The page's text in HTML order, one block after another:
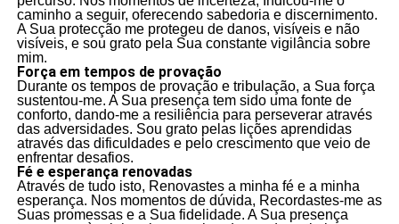
caminho a seguir, oferecendo sabedoria e discernimento.
A Sua protecção me protegeu de danos, visíveis e não
visíveis, e sou grato pela Sua constante vigilância sobre
mim.
Força em tempos de provação
Durante os tempos de provação e tribulação, a Sua força
sustentou-me. A Sua presença tem sido uma fonte de
conforto, dando-me a resiliência para perseverar através
das adversidades. Sou grato pelas lições aprendidas
através das dificuldades e pelo crescimento que veio de
enfrentar desafios.
Fé e esperança renovadas
Através de tudo isto, Renovastes a minha fé e a minha
esperança. Nos momentos de dúvida, Recordastes-me as
Suas promessas e a Sua fidelidade. A Sua presença